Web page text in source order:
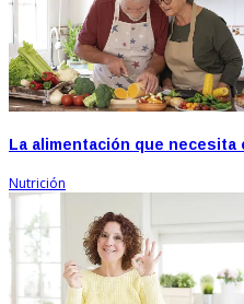
La alimentación que
Nutrición